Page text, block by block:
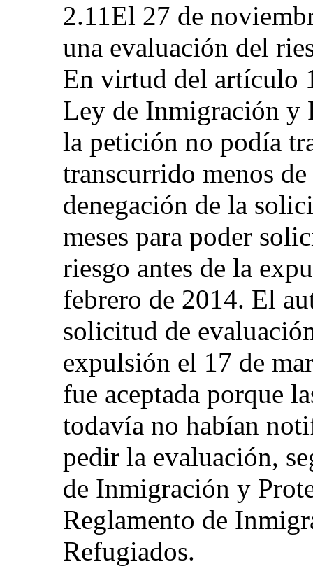
2.11El 27 de
una evaluación del
En virtud del artículo
Ley de Inmigración y
la petición no podía
transcurrido menos de
denegación de la
meses para poder
riesgo antes de la
febrero de 2014. El
solicitud de
expulsión el 17 de
fue aceptada porque
todavía no habían
pedir la evaluación,
de Inmigración y
Reglamento de
Refugiados.